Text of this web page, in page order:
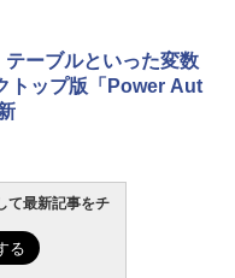
ード - 800 Robux 【限
イテムを含む】 【オンラ
ド】 ロブロックス | オン
ード - 2,000 Robux 【限
テムを含む】 【オンラ
ド】 ロブロックス | オン
ト公式テキスト 第４版
典: 思い通りの絵を引き
の言葉 AI画像生成シリー
トLabo)
Paperwhite (16GB) 7イ
イ、色調調節ライト、12
リー、広告なし、ブラッ
- 目に優しい、かさばら
で読みやすい、6週間持
6インチディスプレイ電子
ーブルといった変数
トップ版「Power Aut
て最新記事をチ